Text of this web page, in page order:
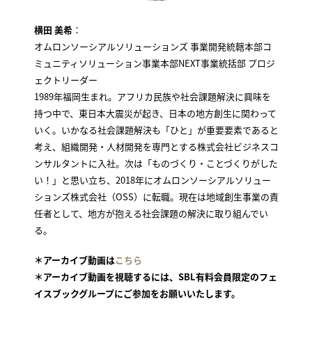
横田 美希：
オムロンソーシアルソリューションズ 事業開発統轄本部コ
ミュニティソリューション事業本部NEXT事業統括部 プロジ
ェクトリーダー
1989年福岡生まれ。アフリカ民族や社会課題解決に興味を
持つ中で、東日本大震災が起き、日本の地方創生に関わって
いく。いかなる社会課題解決も「ひと」が重要要素であると
考え、組織開発・人材開発を専門とする株式会社ビジネスコ
ンサルタントに入社。次は「ものづくり・ことづくりがした
い！」と思い立ち、2018年にオムロンソーシアルソリュー
ションズ株式会社（OSS）に転職。現在は地域創生事業の責
任者として、地方が抱える社会課題の解決に取り組んでい
る。
＊アーカイブ動画はこちら
＊アーカイブ動画を視聴するには、SBL有料会員限定のフェ
イスブックグループにご参加をお願いいたします。